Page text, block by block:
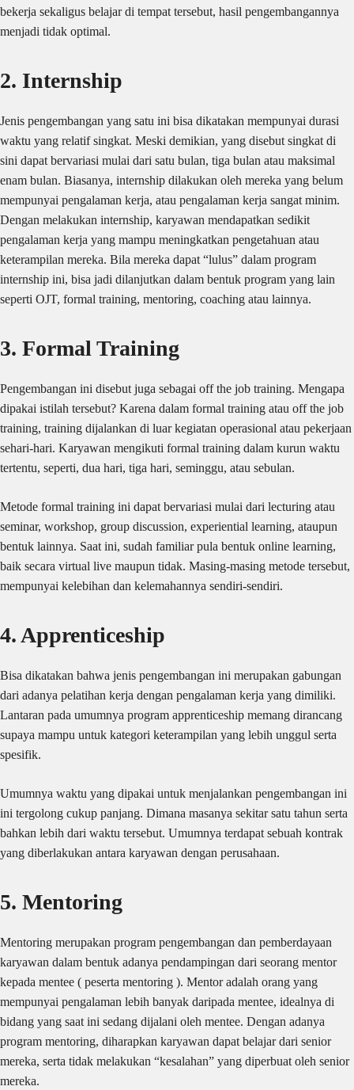
bekerja sekaligus belajar di tempat tersebut, hasil pengembangannya
menjadi tidak optimal.
2. Internship
Jenis pengembangan yang satu ini bisa dikatakan mempunyai durasi
waktu yang relatif singkat. Meski demikian, yang disebut singkat di
sini dapat bervariasi mulai dari satu bulan, tiga bulan atau maksimal
enam bulan. Biasanya, internship dilakukan oleh mereka yang belum
mempunyai pengalaman kerja, atau pengalaman kerja sangat minim.
Dengan melakukan internship, karyawan mendapatkan sedikit
pengalaman kerja yang mampu meningkatkan pengetahuan atau
keterampilan mereka. Bila mereka dapat “lulus” dalam program
internship ini, bisa jadi dilanjutkan dalam bentuk program yang lain
seperti OJT, formal training, mentoring, coaching atau lainnya.
3. Formal Training
Pengembangan ini disebut juga sebagai off the job training. Mengapa
dipakai istilah tersebut? Karena dalam formal training atau off the job
training, training dijalankan di luar kegiatan operasional atau pekerjaan
sehari-hari. Karyawan mengikuti formal training dalam kurun waktu
tertentu, seperti, dua hari, tiga hari, seminggu, atau sebulan.
Metode formal training ini dapat bervariasi mulai dari lecturing atau
seminar, workshop, group discussion, experiential learning, ataupun
bentuk lainnya. Saat ini, sudah familiar pula bentuk online learning,
baik secara virtual live maupun tidak. Masing-masing metode tersebut,
mempunyai kelebihan dan kelemahannya sendiri-sendiri.
4. Apprenticeship
Bisa dikatakan bahwa jenis pengembangan ini merupakan gabungan
dari adanya pelatihan kerja dengan pengalaman kerja yang dimiliki.
Lantaran pada umumnya program apprenticeship memang dirancang
supaya mampu untuk kategori keterampilan yang lebih unggul serta
spesifik.
Umumnya waktu yang dipakai untuk menjalankan pengembangan ini
ini tergolong cukup panjang. Dimana masanya sekitar satu tahun serta
bahkan lebih dari waktu tersebut. Umumnya terdapat sebuah kontrak
yang diberlakukan antara karyawan dengan perusahaan.
5. Mentoring
Mentoring merupakan program pengembangan dan pemberdayaan
karyawan dalam bentuk adanya pendampingan dari seorang mentor
kepada mentee ( peserta mentoring ). Mentor adalah orang yang
mempunyai pengalaman lebih banyak daripada mentee, idealnya di
bidang yang saat ini sedang dijalani oleh mentee. Dengan adanya
program mentoring, diharapkan karyawan dapat belajar dari senior
mereka, serta tidak melakukan “kesalahan” yang diperbuat oleh senior
mereka.